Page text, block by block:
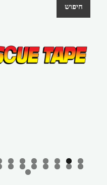
חיפוש